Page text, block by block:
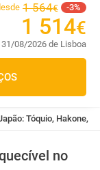
1 564€ 3
1 514€
31/08/2026 de Lisboa
Tóquio, Hakone,
no